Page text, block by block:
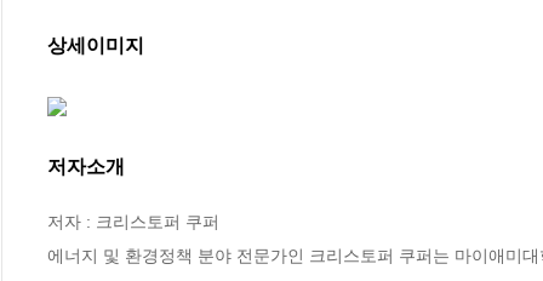
상세이미지
저자소개
저자 : 크리스토퍼 쿠퍼
에너지 및 환경정책 분야 전문가인 크리스토퍼 쿠퍼는 마이애미